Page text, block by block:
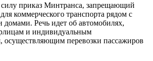
силу приказ Минтранса, запрещающий
коммерческого транспорта рядом с
Речь идет об автомобилях,
и индивидуальным
осуществляющим перевозки пассажиров